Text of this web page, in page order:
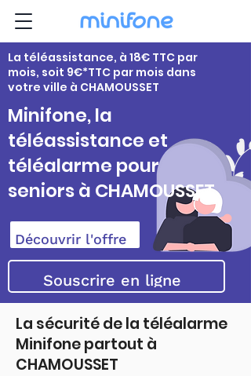
La téléassistance, à 18€ TTC par
mois, soit 9€*TTC par mois dans
votre ville à CHAMOUSSET
Minifone, la
téléassistance et
téléalarme pour
seniors à CHAMOUSSET
Découvrir l'offre
Souscrire en ligne
La sécurité de la téléalarme
Minifone partout à
CHAMOUSSET